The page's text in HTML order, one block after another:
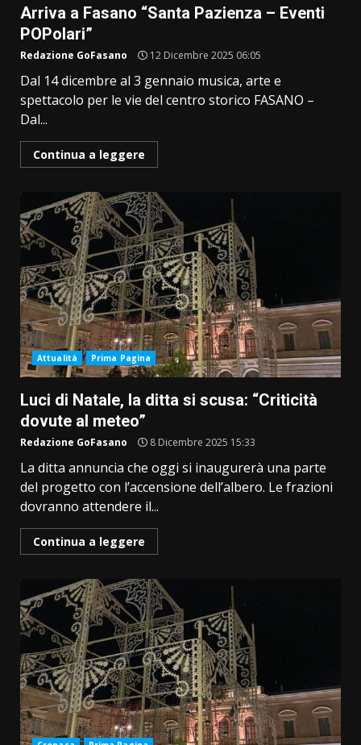
Arriva a Fasano “Santa Pazienza – Eventi
POPolari”
Redazione GoFasano 12 Dicembre 2025 06:05
Dal 14 dicembre al 3 gennaio musica, arte e
spettacolo per le vie del centro storico FASANO –
Dal...
Continua a leggere
Attualità Prima Pagina
Luci di Natale, la ditta si scusa: “Criticità
dovute al meteo”
Redazione GoFasano 8 Dicembre 2025 15:33
La ditta annuncia che oggi si inaugurerà una parte
del progetto con l’accensione dell’albero. Le frazioni
dovranno attendere il...
Continua a leggere